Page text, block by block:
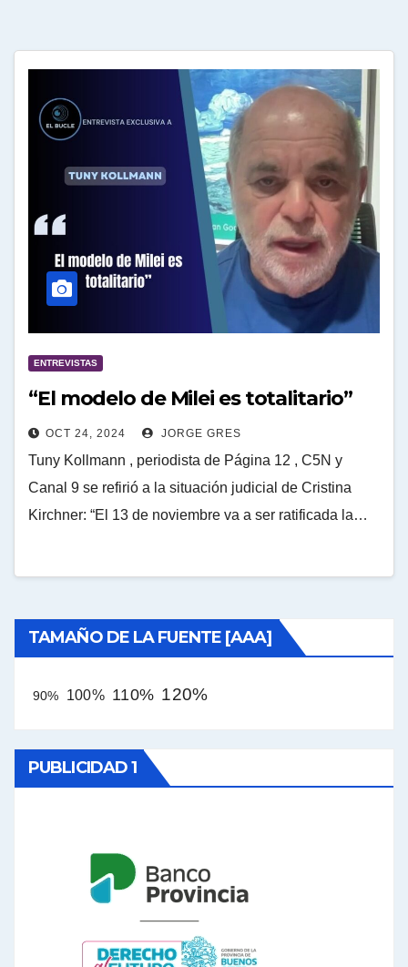
ENTREVISTAS
“El modelo de Milei es totalitario”
OCT 24, 2024 JORGE GRES
Tuny Kollmann , periodista de Página 12 , C5N y
Canal 9 se refirió a la situación judicial de Cristina
Kirchner: “El 13 de noviembre va a ser ratificada la…
TAMAÑO DE LA FUENTE [AAA]
90% 100% 110% 120%
PUBLICIDAD 1